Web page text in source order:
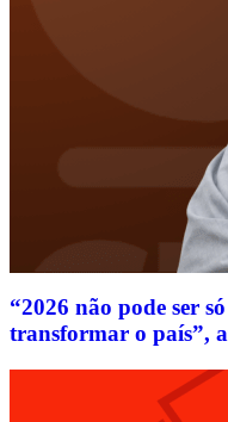
“2026 não pode ser
transformar o país”,